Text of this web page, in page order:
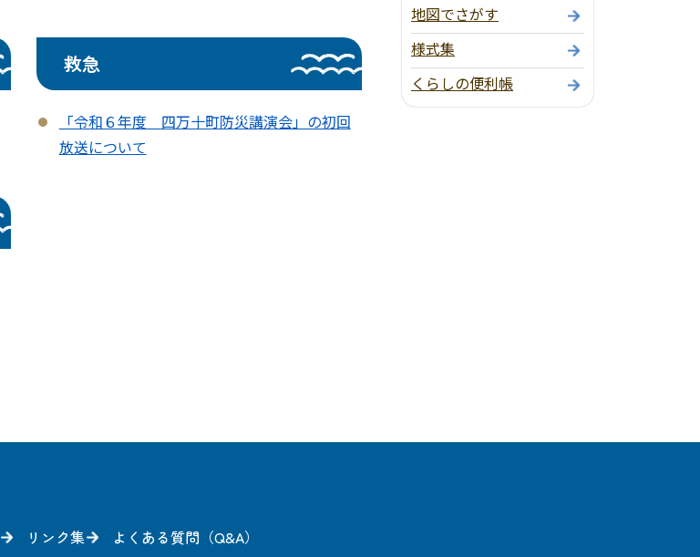
救急
「令和６年度 四万十町防災講演会」の初回
放送について
地図でさがす
様式集
くらしの便利帳
リンク集 よくある質問（Q&A）